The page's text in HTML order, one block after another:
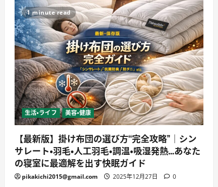
1 minute read
生活・ライフ 美容・健康
【最新版】掛け布団の選び方“完全攻略”｜シン
サレート・羽毛・人工羽毛・調温・吸湿発熱…あなた
の寝室に最適解を出す快眠ガイド
pikakichi2015@gmail.com 2025年12月27日 0